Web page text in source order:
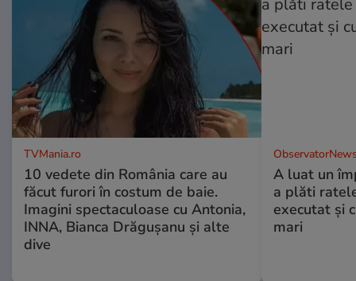
TVMania.ro
10 vedete din România care au
făcut furori în costum de baie.
Imagini spectaculoase cu Antonia,
INNA, Bianca Drăgușanu și alte
dive
A luat un
a plăti
executat şi
mari